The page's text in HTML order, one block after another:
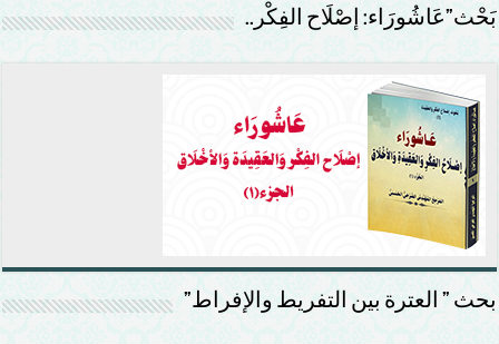
بَحْث”عَاشُورَاء: إصْلَاح الفِكْر..
بحث ” العترة بين التفريط والإفراط”